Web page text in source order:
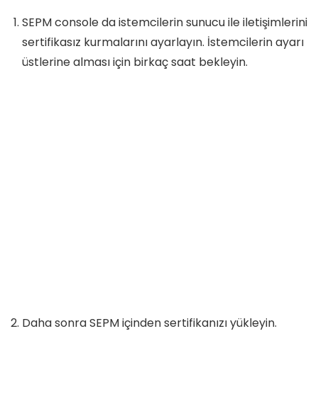
SEPM console da istemcilerin sunucu ile iletişimlerini
sertifikasız kurmalarını ayarlayın. İstemcilerin ayarı
üstlerine alması için birkaç saat bekleyin.
Daha sonra SEPM içinden sertifikanızı yükleyin.